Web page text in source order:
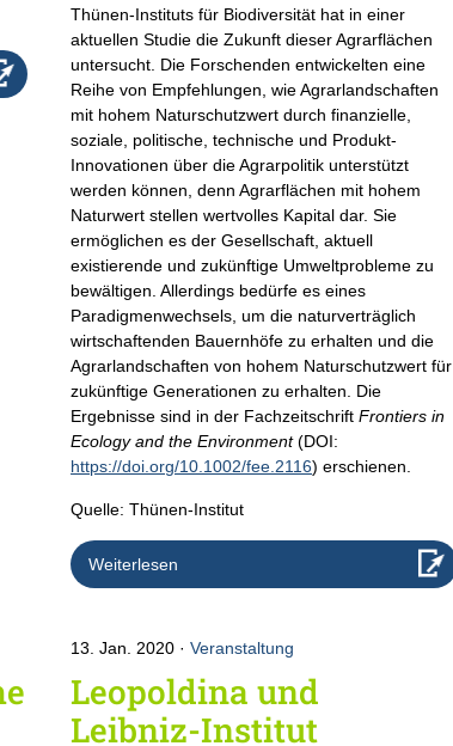
Thünen-Instituts für Biodiversität hat in einer
aktuellen Studie die Zukunft dieser Agrarflächen
untersucht. Die Forschenden entwickelten eine
Reihe von Empfehlungen, wie Agrarlandschaften
mit hohem Naturschutzwert durch finanzielle,
soziale, politische, technische und Produkt-
Innovationen über die Agrarpolitik unterstützt
werden können, denn Agrarflächen mit hohem
Naturwert stellen wertvolles Kapital dar. Sie
ermöglichen es der Gesellschaft, aktuell
existierende und zukünftige Umweltprobleme zu
bewältigen. Allerdings bedürfe es eines
Paradigmenwechsels, um die naturverträglich
wirtschaftenden Bauernhöfe zu erhalten und die
Agrarlandschaften von hohem Naturschutzwert für
zukünftige Generationen zu erhalten. Die
Ergebnisse sind in der FachzeitschriftFrontiers in
Ecology and the Environment(DOI:
https://doi.org/10.1002/fee.2116) erschienen.
Quelle: Thünen-Institut
Weiterlesen
13. Jan. 2020 Veranstaltung
Leopoldina und
Leibniz-Institut